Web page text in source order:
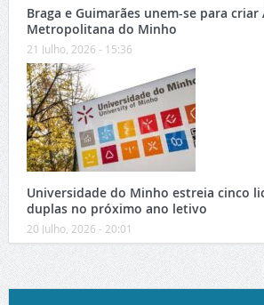
Braga e Guimarães unem-se para criar
Metropolitana do Minho
21 Julho, 2026 - 15:36
Universidade do Minho estreia cinco
duplas no próximo ano letivo
20 Julho, 2026 - 20:01